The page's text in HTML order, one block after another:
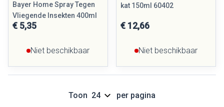
Bayer Home Spray Tegen
Vliegende Insekten 400ml
€ 5,35
Niet beschikbaar
kat 150ml 60402
€ 12,66
Niet beschikbaar
Toon per pagina